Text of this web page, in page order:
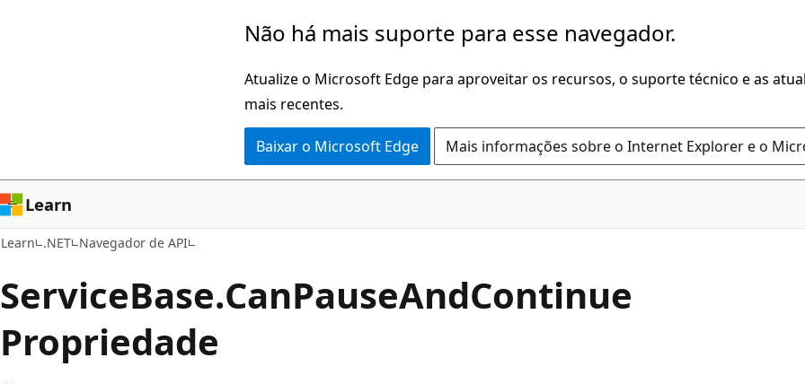
na
página
Não há mais suporte para esse navegador.
Atualize o Microsoft Edge para aproveitar os recursos, o suporte técnico e as
mais recentes.
Baixar o Microsoft Edge Mais informações sobre o Internet Explorer e o
Learn
Learn .NET Navegador de API
ServiceBase.CanPauseAndContinue
Propriedade